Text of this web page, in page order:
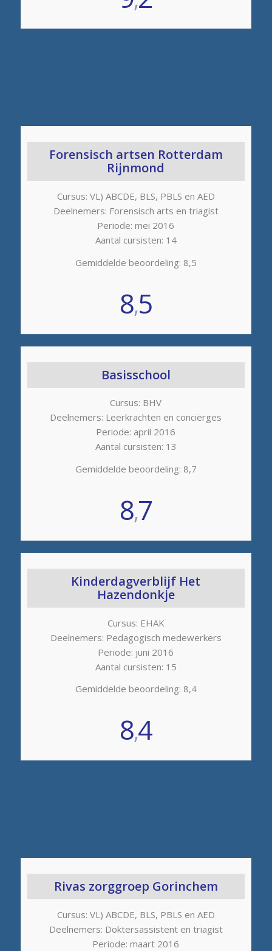
Forensisch artsen Rotterdam
Rijnmond
Cursus: VL) ABCDE, BLS, PBLS en AED
Deelnemers: Forensisch arts en triagist
Periode: mei 2016
Aantal cursisten: 14
Gemiddelde beoordeling: 8,5
8,5
Basisschool
Cursus: BHV
Deelnemers: Leerkrachten en conciërges
Periode: april 2016
Aantal cursisten: 13
Gemiddelde beoordeling: 8,7
8,7
Kinderdagverblijf Het
Hazendonkje
Cursus: EHAK
Deelnemers: Pedagogisch medewerkers
Periode: juni 2016
Aantal cursisten: 15
Gemiddelde beoordeling: 8,4
8,4
Rivas zorggroep Gorinchem
Cursus: VL) ABCDE, BLS, PBLS en AED
Deelnemers: Doktersassistent en triagist
Periode: maart 2016